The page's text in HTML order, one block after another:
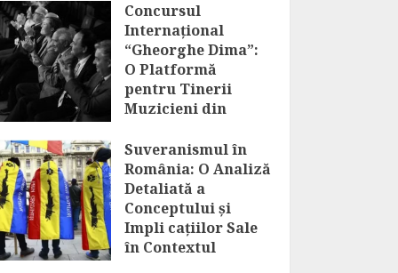
Concursul
Internațional
“Gheorghe Dima”:
O Platformă
pentru Tinerii
Muzicieni din
Numai
AUGUST 7, 2026
Suveranismul în
România: O Analiză
Detaliată a
Conceptului și
Impli cațiilor Sale
în Contextul